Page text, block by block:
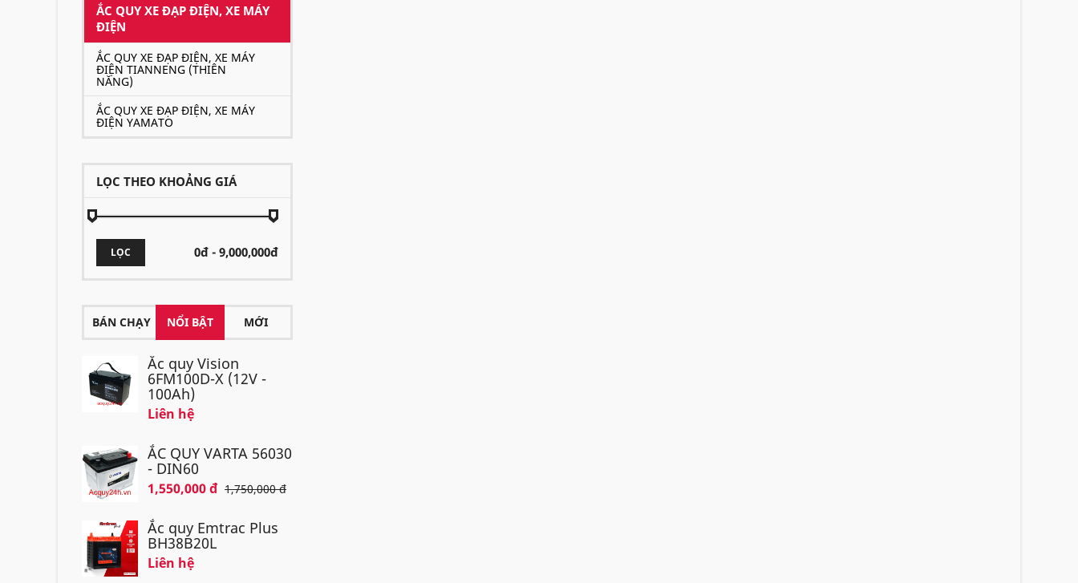
ẮC QUY XE ĐẠP ĐIỆN, XE MÁY
ĐIỆN
ẮC QUY XE ĐẠP ĐIỆN, XE MÁY
ĐIỆN TIANNENG (THIÊN
NĂNG)
ẮC QUY XE ĐẠP ĐIỆN, XE MÁY
ĐIỆN YAMATO
LỌC THEO KHOẢNG GIÁ
LỌC
BÁN CHẠY NỔI BẬT MỚI
Ắc quy Vision
6FM100D-X (12V -
100Ah)
Liên hệ
ẮC QUY VARTA 56030
- DIN60
1,550,000 đ 1,750,000 đ
Ắc quy Emtrac Plus
BH38B20L
Liên hệ